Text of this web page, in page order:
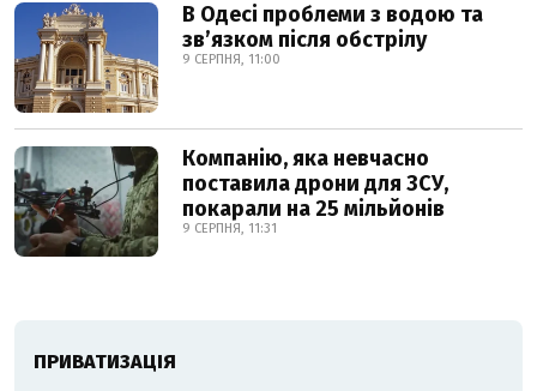
В Одесі проблеми з водою та
звʼязком після обстрілу
9 СЕРПНЯ, 11:00
Компанію, яка невчасно
поставила дрони для ЗСУ,
покарали на 25 мільйонів
9 СЕРПНЯ, 11:31
ПРИВАТИЗАЦІЯ